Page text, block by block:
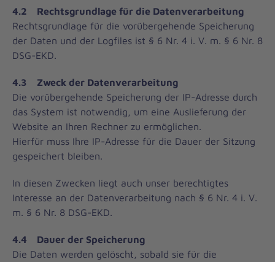
4.2 Rechtsgrundlage für die Datenverarbeitung
Rechtsgrundlage für die vorübergehende Speicherung
der Daten und der Logfiles ist § 6 Nr. 4 i. V. m. § 6 Nr. 8
DSG-EKD.
4.3 Zweck der Datenverarbeitung
Die vorübergehende Speicherung der IP-Adresse durch
das System ist notwendig, um eine Auslieferung der
Website an Ihren Rechner zu ermöglichen.
Hierfür muss Ihre IP-Adresse für die Dauer der Sitzung
gespeichert bleiben.
In diesen Zwecken liegt auch unser berechtigtes
Interesse an der Datenverarbeitung nach § 6 Nr. 4 i. V.
m. § 6 Nr. 8 DSG-EKD.
4.4 Dauer der Speicherung
Die Daten werden gelöscht, sobald sie für die